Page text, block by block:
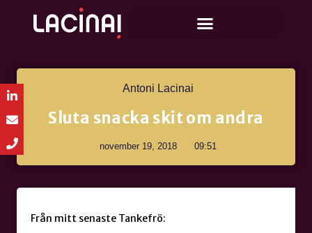
Antoni Lacinai
Sluta snacka skit om andra
november 19, 2018 09:51
Från mitt senaste Tankefrö: